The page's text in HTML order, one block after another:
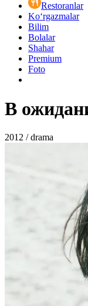
Restoranlar
Ko‘rgazmalar
Bilim
Bolalar
Shahar
Premium
Foto
В
2012 / drama